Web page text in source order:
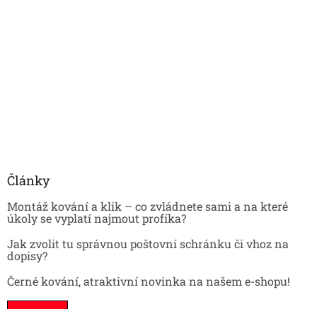
Články
Montáž kování a klik – co zvládnete sami a na které
úkoly se vyplatí najmout profíka?
Jak zvolit tu správnou poštovní schránku či vhoz na
dopisy?
Černé kování, atraktivní novinka na našem e-shopu!